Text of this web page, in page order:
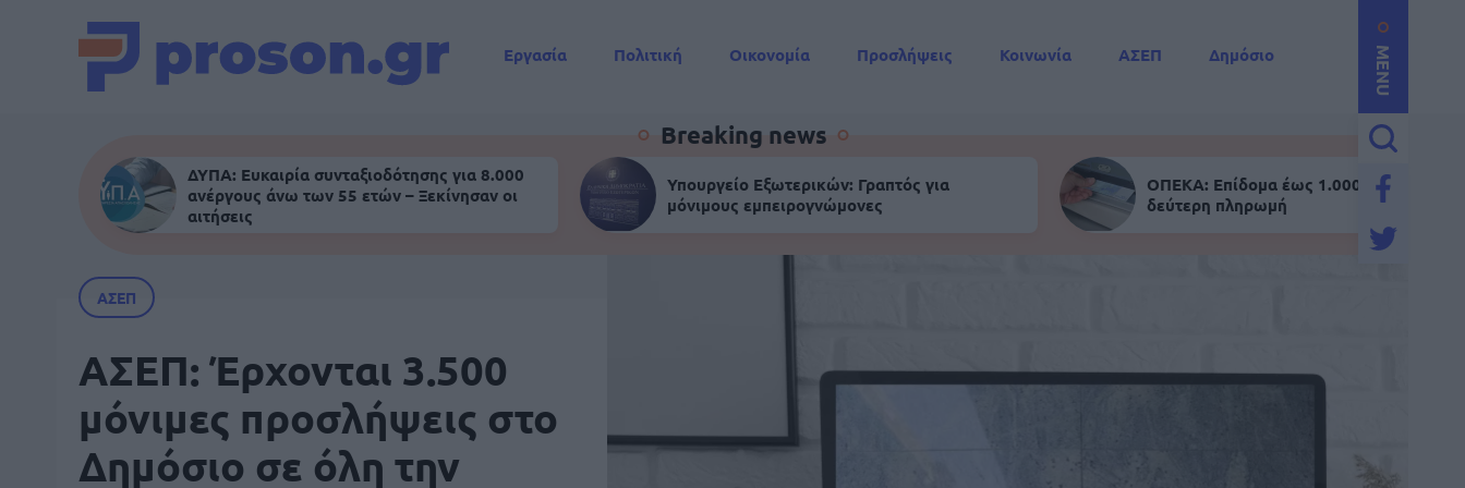
MENU
Εργασία Πολιτική Οικονομία Προσλήψεις Κοινωνία ΑΣΕΠ
Δημόσιο
Breaking news
ΔΥΠΑ: Ευκαιρία συνταξιοδότησης για 8.000
ανέργους άνω των 55 ετών – Ξεκίνησαν οι
αιτήσεις
Υπουργείο Εξωτερικών: Γραπτός για
μόνιμους εμπειρογνώμονες
ΟΠΕΚΑ: Επίδομα έως 1.000 ευρώ -
δεύτερη πληρωμή
ΑΣΕΠ
ΑΣΕΠ: Έρχονται 3.500
μόνιμες προσλήψεις στο
Δημόσιο σε όλη την